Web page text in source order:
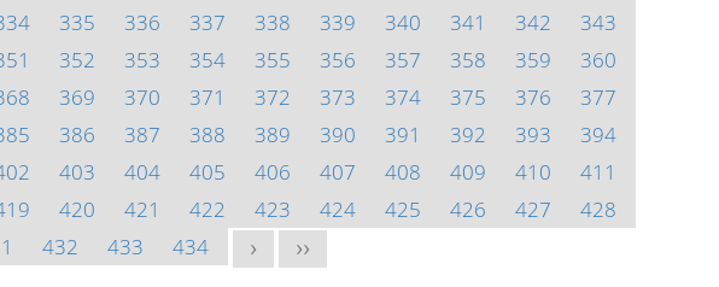
335 336 337 338 339 340 341 342
343
352 353 354 355 356 357 358 359
360
369 370 371 372 373 374 375 376
377
386 387 388 389 390 391 392 393
394
403 404 405 406 407 408 409 410
411
420 421 422 423 424 425 426 427
428
432 433 434 > >>